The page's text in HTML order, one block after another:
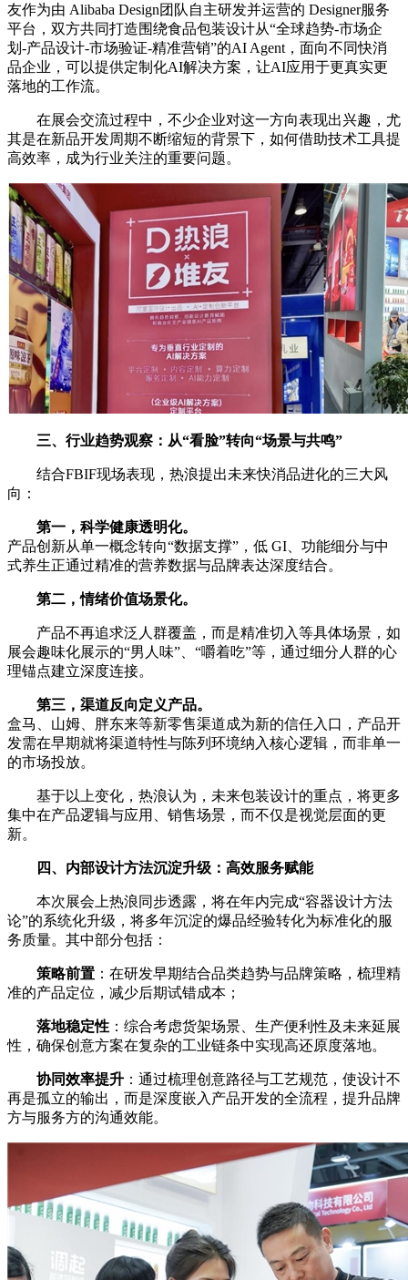
友作为由 Alibaba Design团队自主研发并运营的 Designer服务
平台，双方共同打造围绕食品包装设计从“全球趋势-市场企
划-产品设计-市场验证-精准营销”的AI Agent，面向不同快消
品企业，可以提供定制化AI解决方案，让AI应用于更真实更
落地的工作流。
在展会交流过程中，不少企业对这一方向表现出兴趣，尤
其是在新品开发周期不断缩短的背景下，如何借助技术工具提
高效率，成为行业关注的重要问题。
三、行业趋势观察：从“看脸”转向“场景与共鸣”
结合FBIF现场表现，热浪提出未来快消品进化的三大风
向：
第一，科学健康透明化。
产品创新从单一概念转向“数据支撑”，低 GI、功能细分与中
式养生正通过精准的营养数据与品牌表达深度结合。
第二，情绪价值场景化。
产品不再追求泛人群覆盖，而是精准切入等具体场景，如
展会趣味化展示的“男人味”、“嚼着吃”等，通过细分人群的心
理锚点建立深度连接。
第三，渠道反向定义产品。
盒马、山姆、胖东来等新零售渠道成为新的信任入口，产品开
发需在早期就将渠道特性与陈列环境纳入核心逻辑，而非单一
的市场投放。
基于以上变化，热浪认为，未来包装设计的重点，将更多
集中在产品逻辑与应用、销售场景，而不仅是视觉层面的更
新。
四、内部设计方法沉淀升级：高效服务赋能
本次展会上热浪同步透露，将在年内完成“容器设计方法
论”的系统化升级，将多年沉淀的爆品经验转化为标准化的服
务质量。其中部分包括：
策略前置 ：在研发早期结合品类趋势与品牌策略，梳理精
准的产品定位，减少后期试错成本；
落地稳定性 ：综合考虑货架场景、生产便利性及未来延展
性，确保创意方案在复杂的工业链条中实现高还原度落地。
协同效率提升 ：通过梳理创意路径与工艺规范，使设计不
再是孤立的输出，而是深度嵌入产品开发的全流程，提升品牌
方与服务方的沟通效能。